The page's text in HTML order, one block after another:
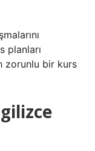
planları
zorunlu bir kurs